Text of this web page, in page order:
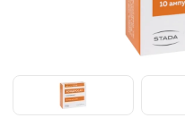
Item
of